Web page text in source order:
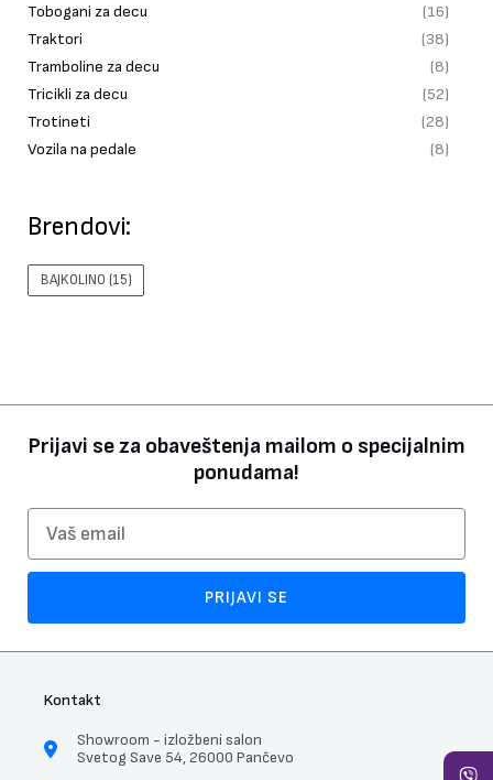
Tobogani za decu
(16)
Traktori
(38)
Tramboline za decu
(8)
Tricikli za decu
(52)
Trotineti
(28)
Vozila na pedale
(8)
Brendovi:
BAJKOLINO (15)
Prijavi se za obaveštenja mailom o specijalnim
ponudama!
PRIJAVI SE
Kontakt
Showroom - izložbeni salon
Svetog Save 54, 26000 Pančevo